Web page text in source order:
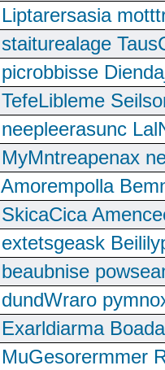
Liptarersasia
staiturealage
picrobbisse
TefeLibleme
neepleerasunc
MyMntreapenax
Amorempolla
SkicaCica
extetsgeask
beaubnise
dundWraro
Exarldiarma
MuGesorermmer